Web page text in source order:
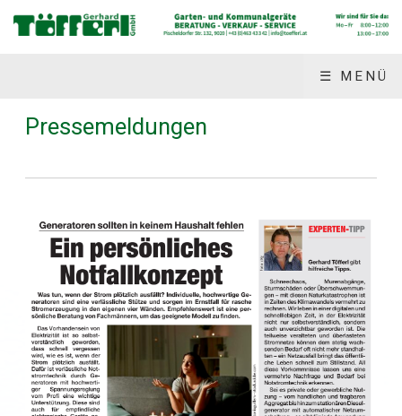
☰ MENÜ
Pressemeldungen